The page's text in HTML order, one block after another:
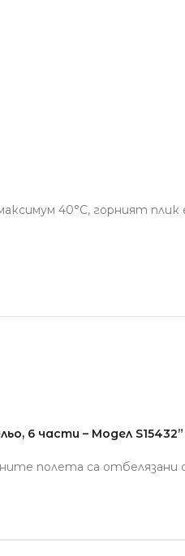
40°С, горният плик
6 части – Модел S15432”
полета са отбелязани